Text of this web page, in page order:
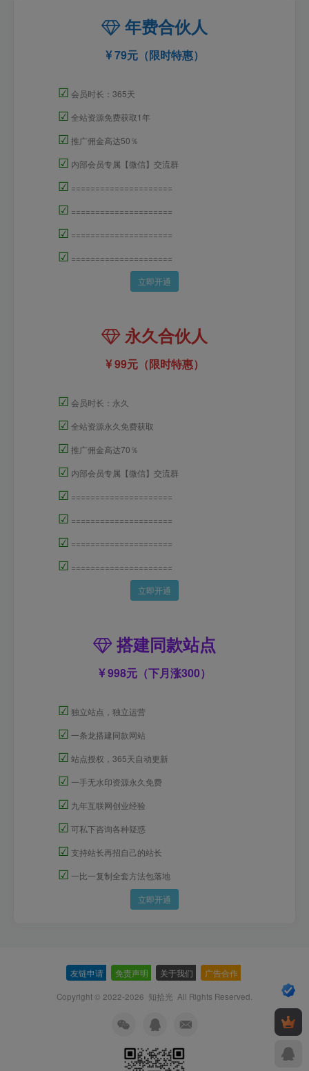
年费合伙人
79元（限时特惠）
☑ 会员时长：365天
☑ 全站资源免费获取1年
☑ 推广佣金高达50％
☑ 内部会员专属【微信】交流群
☑ =====================
☑ =====================
☑ =====================
☑ =====================
立即开通
永久合伙人
99元（限时特惠）
☑ 会员时长：永久
☑ 全站资源永久免费获取
☑ 推广佣金高达70％
☑ 内部会员专属【微信】交流群
☑ =====================
☑ =====================
☑ =====================
☑ =====================
立即开通
搭建同款站点
998元（下月涨300）
☑ 独立站点，独立运营
☑ 一条龙搭建同款网站
☑ 站点授权，365天自动更新
☑ 一手无水印资源永久免费
☑ 九年互联网创业经验
☑ 可私下咨询各种疑惑
☑ 支持站长再招自己的站长
☑ 一比一复制全套方法包落地
立即开通
友链申请 免责声明 关于我们 广告合作
Copyright © 2022-2026 知拾光 All Rights Reserved.